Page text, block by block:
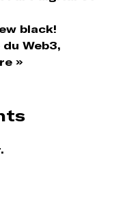
black!
Web3,
»